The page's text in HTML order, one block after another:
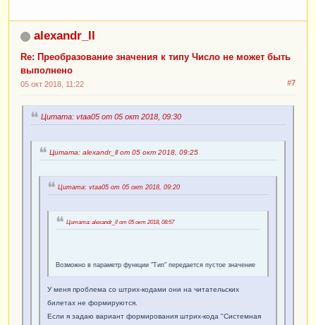
alexandr_ll
Re: Преобразование значения к типу Число не может быть
выполнено
#7
05 окт 2018, 11:22
Цитата: vtaa05 от 05 окт 2018, 09:30
Цитата: alexandr_ll от 05 окт 2018, 09:25
Цитата: vtaa05 от 05 окт 2018, 09:20
Цитата: alexandr_ll от 05 окт 2018, 08:57
Возможно в параметр функции "Тип" передается пустое значение
У меня проблема со штрих-кодами они на читательских
билетах не формируются.
Если я задаю вариант формирования штрих-кода "Системная